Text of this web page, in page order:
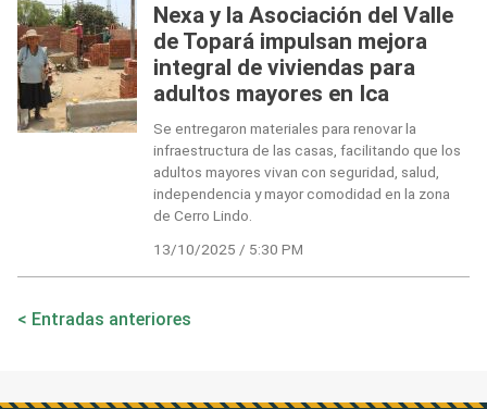
Nexa y la Asociación del Valle
de Topará impulsan mejora
integral de viviendas para
adultos mayores en Ica
Se entregaron materiales para renovar la
infraestructura de las casas, facilitando que los
adultos mayores vivan con seguridad, salud,
independencia y mayor comodidad en la zona
de Cerro Lindo.
13/10/2025 / 5:30 PM
Navegación
Entradas anteriores